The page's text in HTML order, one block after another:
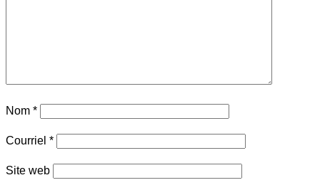
Nom *
Courriel *
Site web